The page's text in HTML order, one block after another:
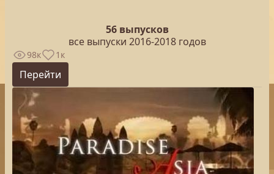
56 выпусков
все выпуски 2016-2018 годов
98к 1к
Перейти